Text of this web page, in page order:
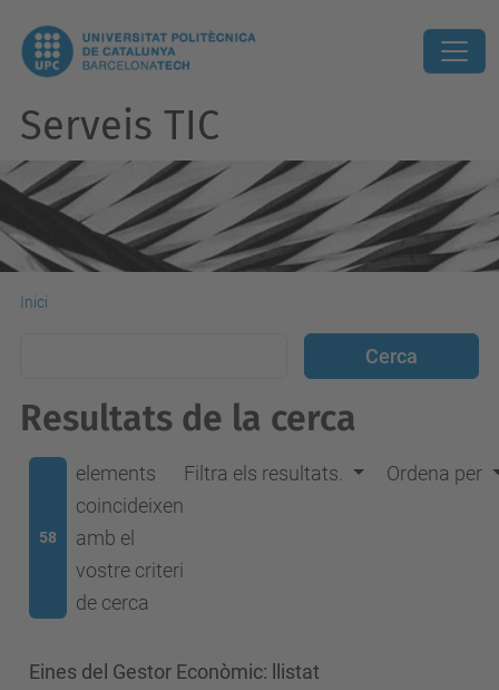
Serveis TIC
Inici
Resultats de la cerca
58
elements
coincideixen
amb el
vostre criteri
de cerca
Filtra els resultats. Ordena per
Eines del Gestor Econòmic: llistat